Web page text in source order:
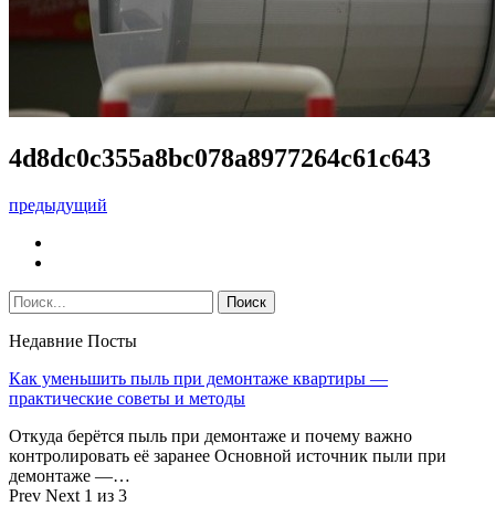
4d8dc0c355a8bc078a8977264c61c643
предыдущий
Недавние Посты
Как уменьшить пыль при демонтаже квартиры —
практические советы и методы
Откуда берётся пыль при демонтаже и почему важно
контролировать её заранее Основной источник пыли при
демонтаже —…
Prev Next 1 из 3